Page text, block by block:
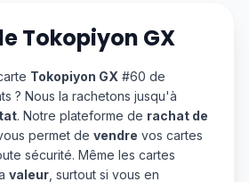
Tokopiyon GX
Tokopiyon GX #60 de
? Nous la rachetons jusqu'à
. Notre plateforme de rachat de
permet de vendre vos cartes
sécurité. Même les cartes
valeur , surtout si vous en